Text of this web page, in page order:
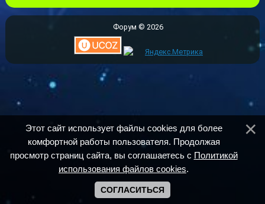
Форум © 2026
Этот сайт использует файлы cookies для более
комфортной работы пользователя. Продолжая
просмотр страниц сайта, вы соглашаетесь с Политикой
использования файлов cookies.
СОГЛАСИТЬСЯ